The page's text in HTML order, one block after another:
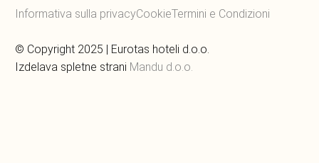
Informativa sulla privacyCookieTermini e Condizioni
© Copyright 2025 | Eurotas hoteli d.o.o.
Izdelava spletne strani Mandu d.o.o.